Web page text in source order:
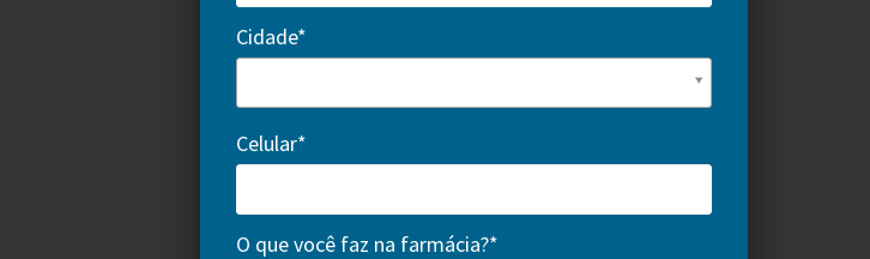
Cidade*
Celular*
O que você faz na farmácia?*